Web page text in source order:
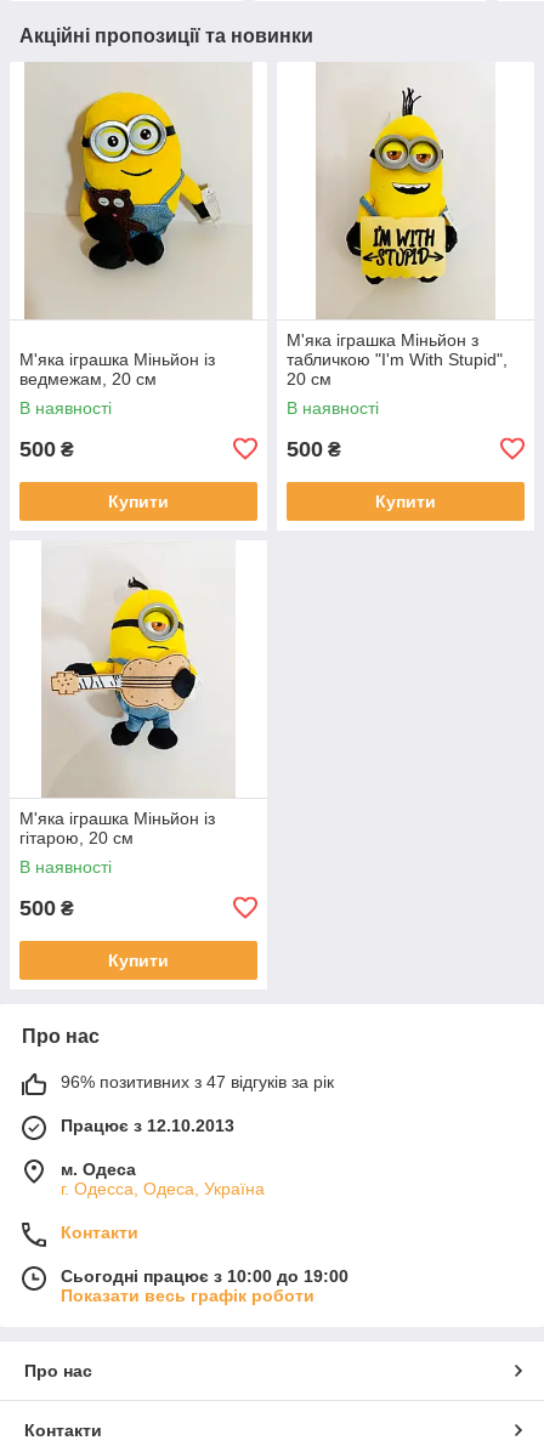
Акційні пропозиції та новинки
М'яка іграшка Міньйон із
ведмежам, 20 см
В наявності
500 ₴
Купити
М'яка іграшка Міньйон з
табличкою "I'm With Stupid",
20 см
В наявності
500 ₴
Купити
М'яка іграшка Міньйон із
гітарою, 20 см
В наявності
500 ₴
Купити
Про нас
96% позитивних з 47 відгуків за рік
Працює з 12.10.2013
м. Одеса
г. Одесса, Одеса, Україна
Контакти
Сьогодні працює з 10:00 до 19:00
Показати весь графік роботи
Про нас
Контакти